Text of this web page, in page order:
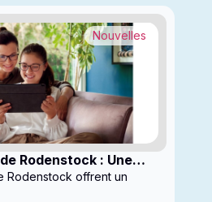
Rodenstock : Une
verres pour
de la myopie
Nouvelles
Rodenstock offrent un